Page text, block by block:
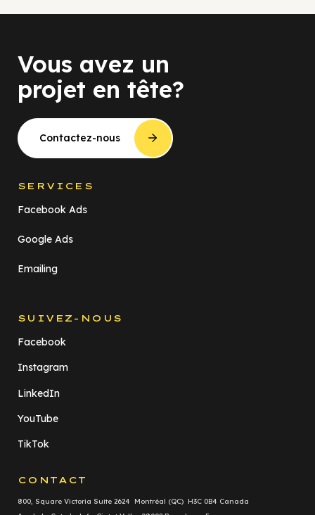
Vous avez un
projet en tête?
Contactez-nous
SERVICES
Facebook Ads
Google Ads
Emailing
SUIVEZ-NOUS
Facebook
Instagram
LinkedIn
YouTube
TikTok
CONTACT
800, Square Victoria Suite 2624 Montréal (QC) H3C 0B4 Canada